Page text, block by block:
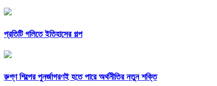
প্রতিটি গলিতে ইতিহাসের গল্প
রুগ্ণ শিল্পের পুনর্জাগরণই হতে পারে অর্থনীতির নতুন শক্তি